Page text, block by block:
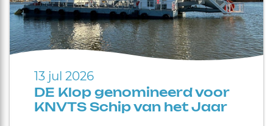
13 jul 2026
DE Klop genomineerd voor
KNVTS Schip van het Jaar